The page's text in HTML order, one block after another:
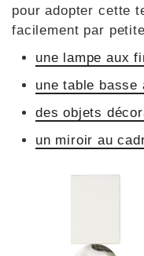
pour adopter cette
facilement par
une lampe aux
une table basse
des objets
un miroir au